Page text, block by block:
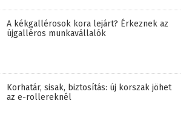
A kékgallérosok kora lejárt? Érkeznek az
újgalléros munkavállalók
Korhatár, sisak, biztosítás: új korszak jöhet
az e-rollereknél